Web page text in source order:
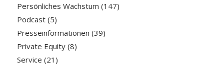
Persönliches Wachstum (147)
Podcast(5)
Presseinformationen (39)
Private Equity(8)
Service (21)